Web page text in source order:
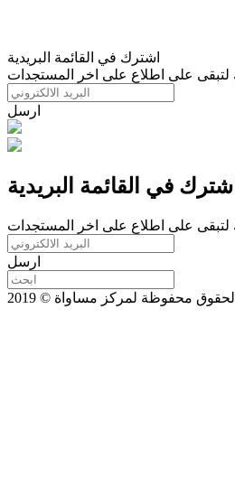
اشترك في القائمة البريدية
لتبقى على اطلاع على اخر المستجدات
ارسل
اشترك في القائمة البريدية
لتبقى على اطلاع على اخر المستجدات
ارسل
محفوظة لمركز مساواة © 2019